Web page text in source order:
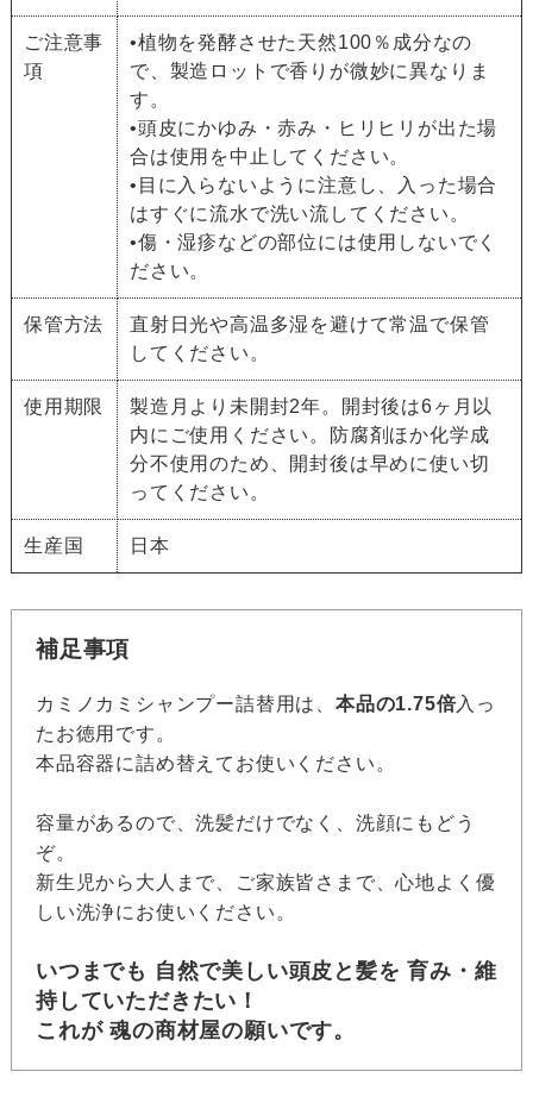
ご注意事
項
•植物を発酵させた天然100％成分なの
で、製造ロットで香りが微妙に異なりま
す。
•頭皮にかゆみ・赤み・ヒリヒリが出た場
合は使用を中止してください。
•目に入らないように注意し、入った場合
はすぐに流水で洗い流してください。
•傷・湿疹などの部位には使用しないでく
ださい。
保管方法
直射日光や高温多湿を避けて常温で保管
してください。
使用期限
製造月より未開封2年。開封後は6ヶ月以
内にご使用ください。防腐剤ほか化学成
分不使用のため、開封後は早めに使い切
ってください。
生産国 日本
補足事項
カミノカミシャンプー詰替用は、 本品の1.75倍入っ
たお徳用です。
本品容器に詰め替えてお使いください。
容量があるので、洗髪だけでなく、洗顔にもどう
ぞ。
新生児から大人まで、ご家族皆さまで、心地よく優
しい洗浄にお使いください。
いつまでも 自然で美しい頭皮と髪を 育み・維
持していただきたい！
これが 魂の商材屋の願いです。